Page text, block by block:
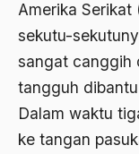
Amerika Serikat
sekutu-
sangat canggih
tangguh
Dalam waktu
ke tangan
2011
2010
2009
2008
Abdi Masyarakat
abdul wahid
Abdullah Badawi
Abdullah Sungkar
Abdullah Syafi'i